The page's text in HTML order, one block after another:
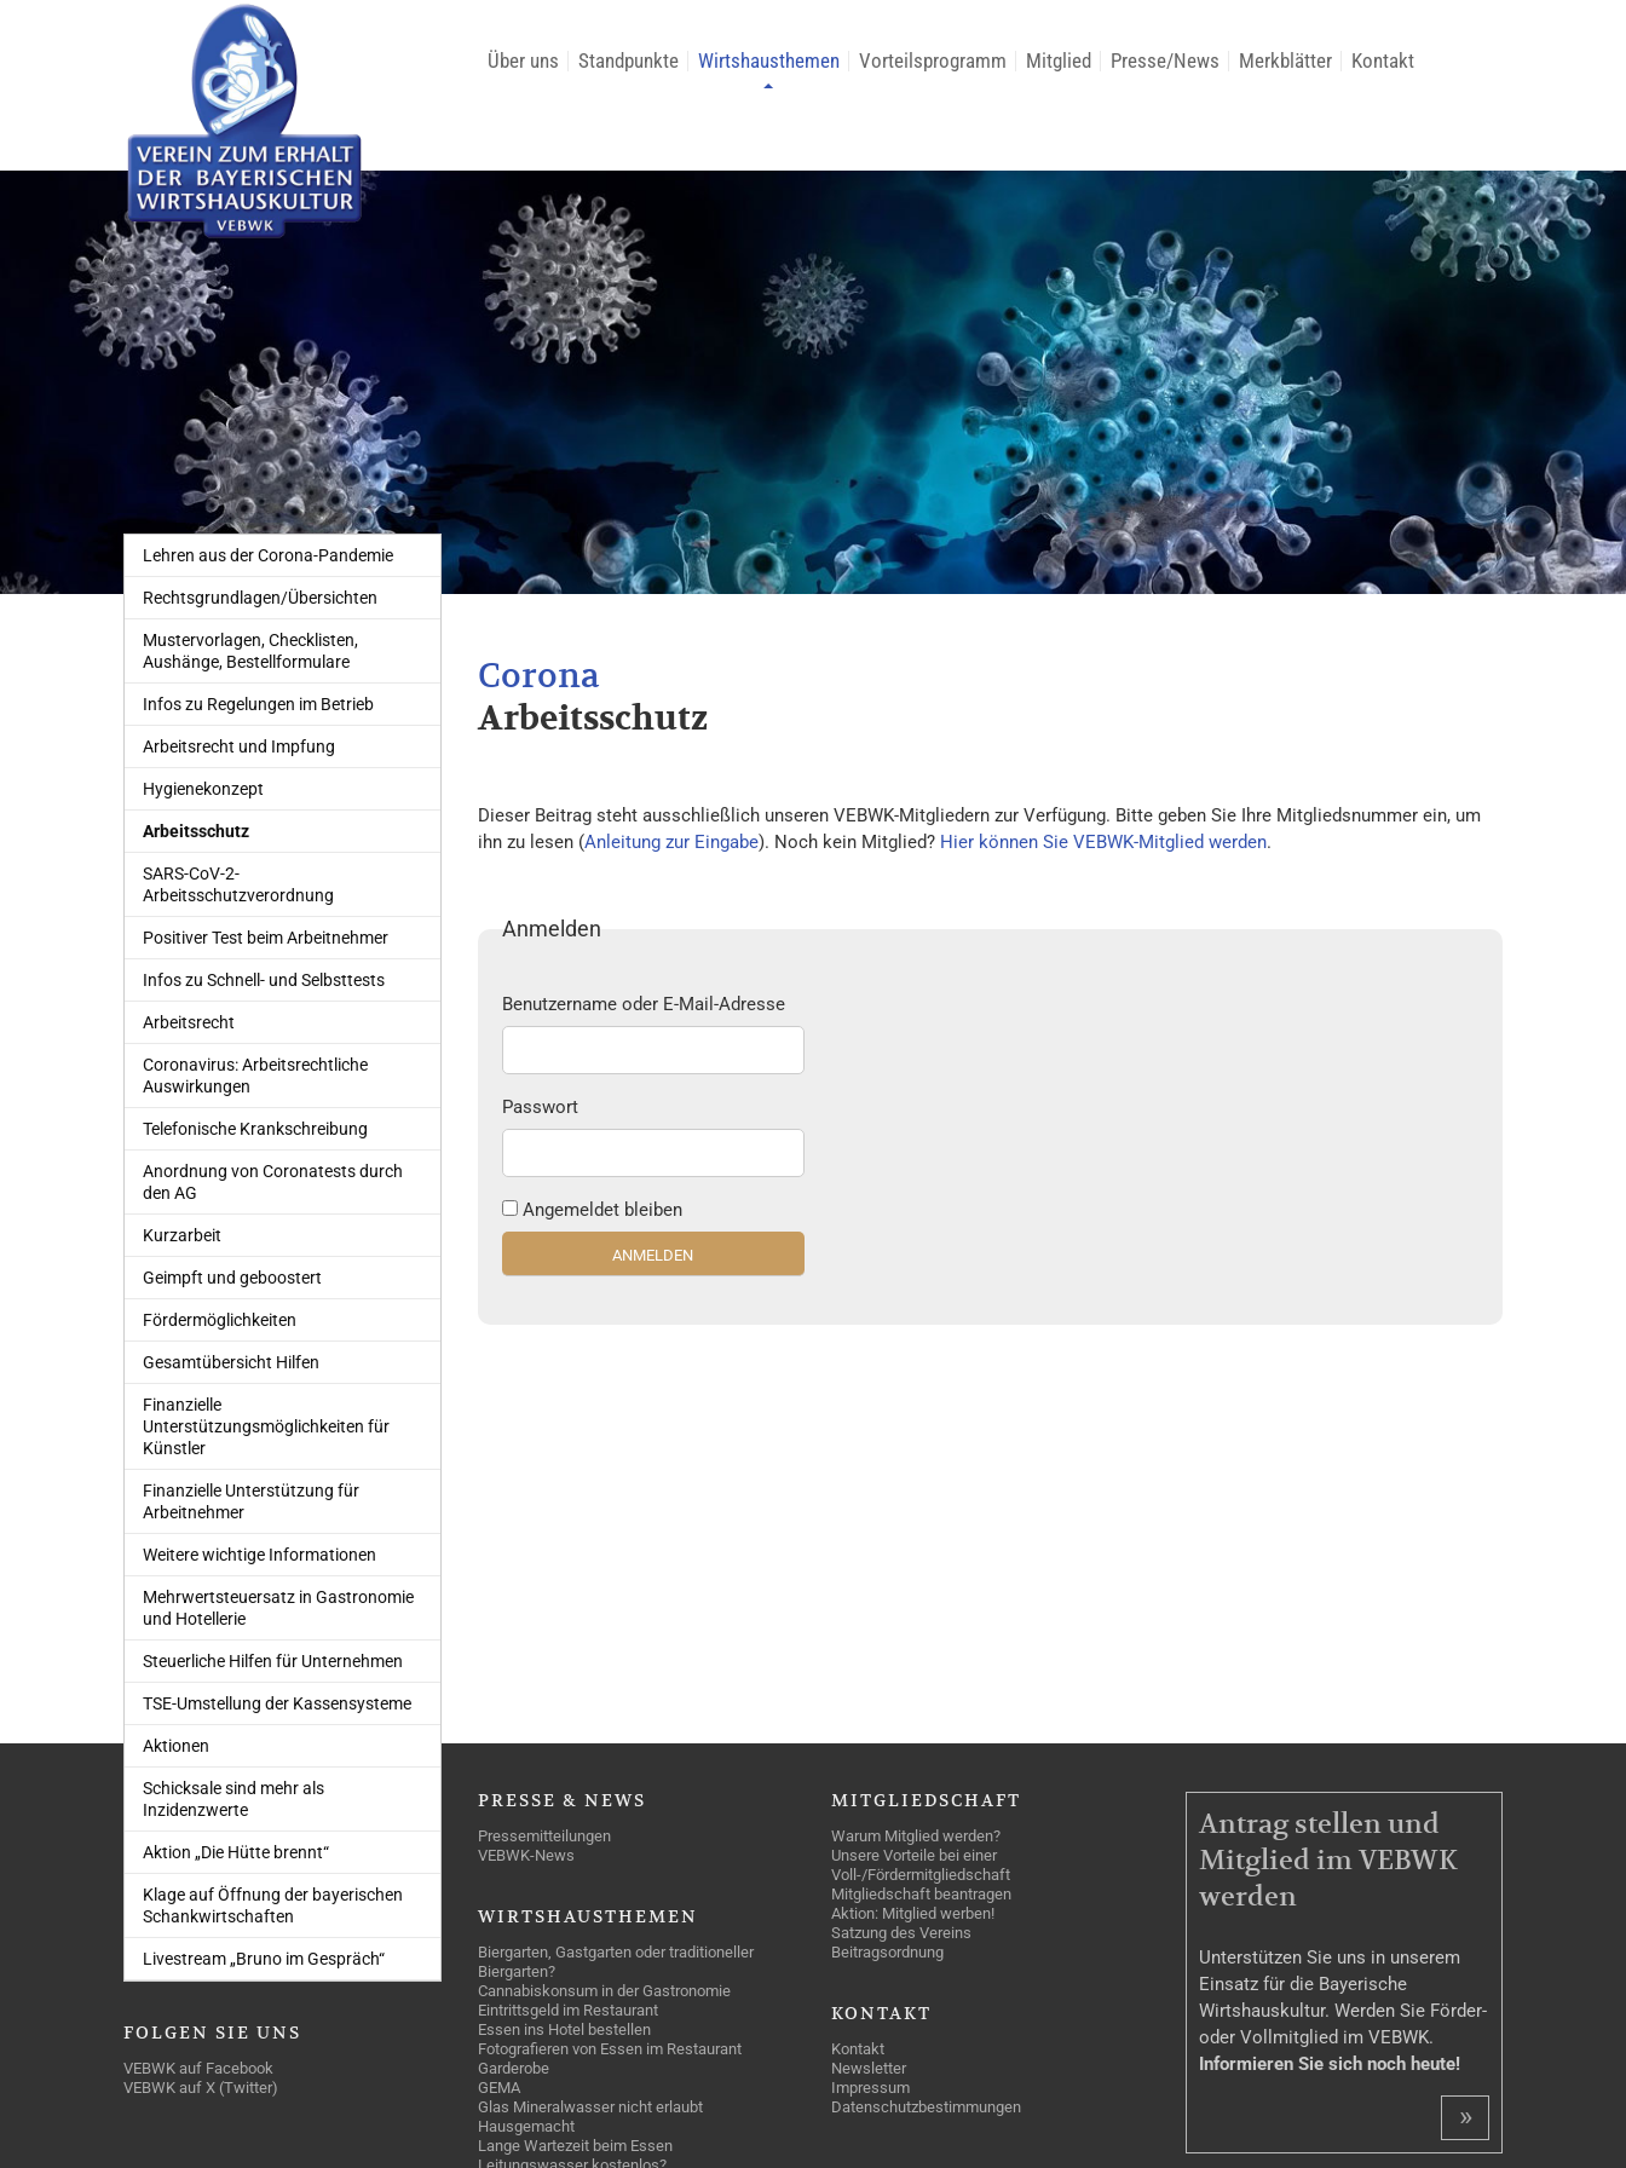
Über uns Standpunkte Wirtshausthemen Vorteilsprogramm Mitglied Presse/News Merkblätter Kontakt
Lehren aus der Corona-Pandemie
Rechtsgrundlagen/Übersichten
Mustervorlagen, Checklisten,
Aushänge, Bestellformulare
Infos zu Regelungen im Betrieb
Arbeitsrecht und Impfung
Hygienekonzept
Arbeitsschutz
SARS-CoV-2-
Arbeitsschutzverordnung
Positiver Test beim Arbeitnehmer
Infos zu Schnell- und Selbsttests
Arbeitsrecht
Coronavirus: Arbeitsrechtliche
Auswirkungen
Telefonische Krankschreibung
Anordnung von Coronatests durch
den AG
Kurzarbeit
Geimpft und geboostert
Fördermöglichkeiten
Gesamtübersicht Hilfen
Finanzielle
Unterstützungsmöglichkeiten für
Künstler
Finanzielle Unterstützung für
Arbeitnehmer
Weitere wichtige Informationen
Mehrwertsteuersatz in Gastronomie
und Hotellerie
Steuerliche Hilfen für Unternehmen
TSE-Umstellung der Kassensysteme
Aktionen
Schicksale sind mehr als
Inzidenzwerte
Aktion „Die Hütte brennt“
Klage auf Öffnung der bayerischen
Schankwirtschaften
Livestream „Bruno im Gespräch“
Arbeitsschutz
Dieser Beitrag steht ausschließlich unseren VEBWK-Mitgliedern zur Verfügung. Bitte geben Sie Ihre Mitgliedsnummer ein, um
ihn zu lesen (Anleitung zur Eingabe). Noch kein Mitglied? Hier können Sie VEBWK-Mitglied werden.
Anmelden
Benutzername oder E-Mail-Adresse
Passwort
Angemeldet bleiben
ÜBERUNS
Unser Engagement
Unsere Erfolge
„Mein Lieblingsbiergarten“
Unser soziales Engagement
FOLGEN SIE UNS
VEBWK auf Facebook
VEBWK auf X (Twitter)
PRESSE & NEWS
Pressemitteilungen
VEBWK-News
WIRTSHAUSTHEMEN
Biergarten, Gastgarten oder traditioneller
Biergarten?
Cannabiskonsum in der Gastronomie
Eintrittsgeld im Restaurant
Essen ins Hotel bestellen
Fotografieren von Essen im Restaurant
Garderobe
GEMA
Glas Mineralwasser nicht erlaubt
Hausgemacht
Lange Wartezeit beim Essen
MITGLIEDSCHAFT
Warum Mitglied werden?
Unsere Vorteile bei einer
Voll-/Fördermitgliedschaft
Mitgliedschaft beantragen
Aktion: Mitglied werben!
Satzung des Vereins
Beitragsordnung
KONTAKT
Kontakt
Newsletter
Impressum
Datenschutzbestimmungen
MITGLIEDSCHAFT
Antrag stellen und
Mitglied im VEBWK
werden
Unterstützen Sie uns in unserem
Einsatz für die Bayerische
Wirtshauskultur. Werden Sie Förder-
oder Vollmitglied im VEBWK.
Informieren Sie sich noch heute!
»